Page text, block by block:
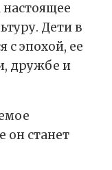
настоящее
Дети в
с эпохой, ее
дружбе и
он станет